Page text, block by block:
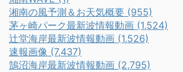
湘南の風予測＆お天気概要 (955)
茅ヶ崎パーク最新波情報動画 (1,524)
辻堂海岸最新波情報動画 (1,526)
速報画像 (7,437)
鵠沼海岸最新波情報動画 (2,795)